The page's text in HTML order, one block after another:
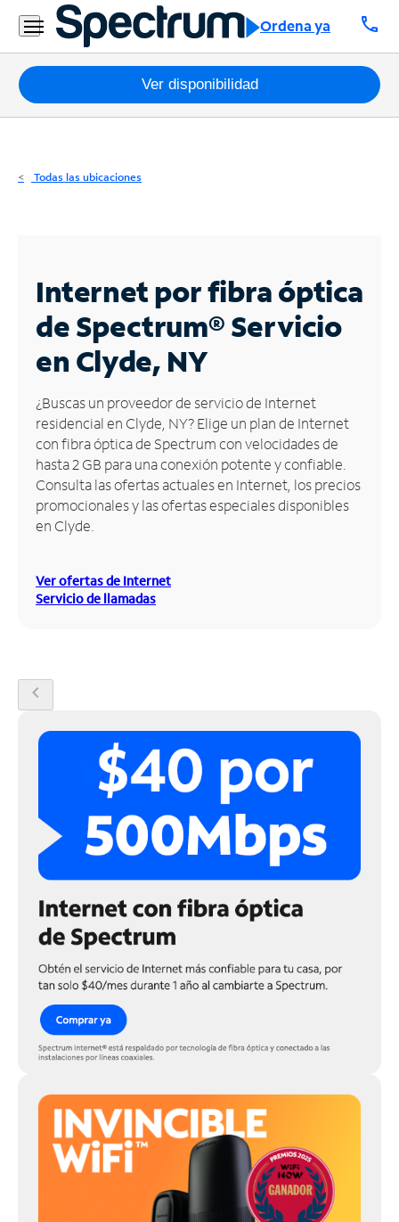
Ordena ya call
Residencial
Business
Paquetes
Internet
Business
Contáctanos
Inglés
Administrar
cuenta
Encuentra
una
tienda
Ver disponibilidad
Todas las ubicaciones
Internet por fibra óptica
de Spectrum®Servicio
en Clyde, NY
¿Buscas un proveedor de servicio de Internet
residencial en Clyde, NY? Elige un plan de Internet
con fibra óptica de Spectrum con velocidades de
hasta 2 GB para una conexión potente y confiable.
Consulta las ofertas actuales en Internet, los precios
promocionales y las ofertas especiales disponibles
en Clyde.
Ver ofertas de Internet
Servicio de llamadas
chevron_left